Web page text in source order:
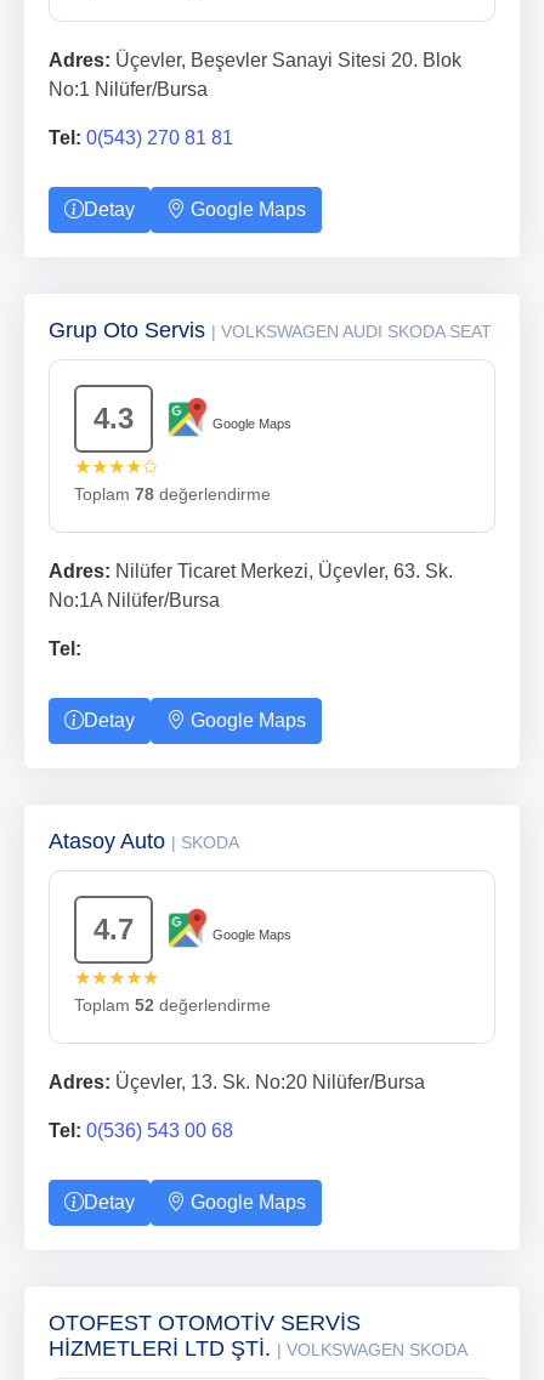
Adres: Üçevler, Beşevler Sanayi Sitesi 20. Blok
No:1 Nilüfer/Bursa
Tel: 0(543) 270 81 81
Detay Google Maps
Grup Oto Servis | VOLKSWAGEN AUDI SKODA SEAT
4.3 Google Maps
★★★★✩
Toplam 78 değerlendirme
Adres: Nilüfer Ticaret Merkezi, Üçevler, 63. Sk.
No:1A Nilüfer/Bursa
Tel:
Detay Google Maps
Atasoy Auto | SKODA
4.7 Google Maps
★★★★★
Toplam 52 değerlendirme
Adres: Üçevler, 13. Sk. No:20 Nilüfer/Bursa
Tel: 0(536) 543 00 68
Detay Google Maps
OTOFEST OTOMOTİV SERVİS
HİZMETLERİ LTD ŞTİ. | VOLKSWAGEN SKODA